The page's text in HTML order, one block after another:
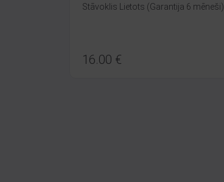
Stāvoklis Lietots (Garantija 6 mēneši)
16.00 €